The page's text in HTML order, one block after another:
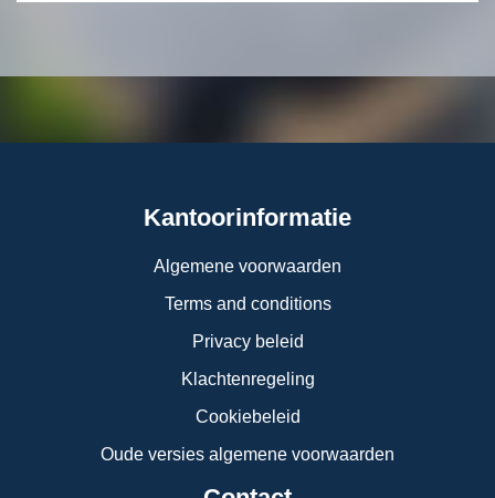
Kantoorinformatie
Algemene voorwaarden
Terms and conditions
Privacy beleid
Klachtenregeling
Cookiebeleid
Oude versies algemene voorwaarden